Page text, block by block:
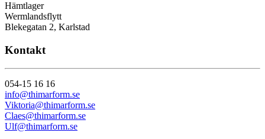
Hämtlager
Wermlandsflytt
Blekegatan 2, Karlstad
Kontakt
054-15 16 16
info@thimarform.se
Viktoria@thimarform.se
Claes@thimarform.se
Ulf@thimarform.se